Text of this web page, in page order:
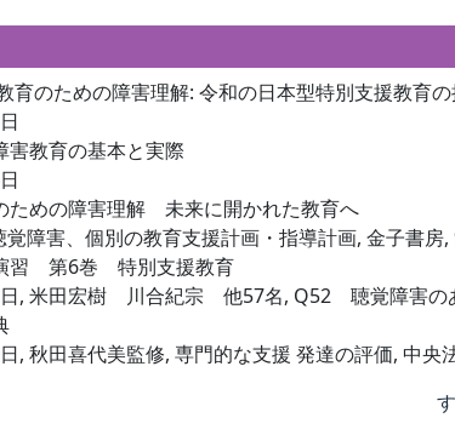
育のための障害理解: 令和の日本型特別支援教育
教育の基本と実際
ための障害理解 未来に開かれた教育へ
障害、個別の教育支援計画・指導計画, 金子書房,
習 第6巻 特別支援教育
, 米田宏樹 川合紀宗 他57名, Q52 聴覚障害の
, 秋田喜代美監修, 専門的な支援 発達の評価, 中央